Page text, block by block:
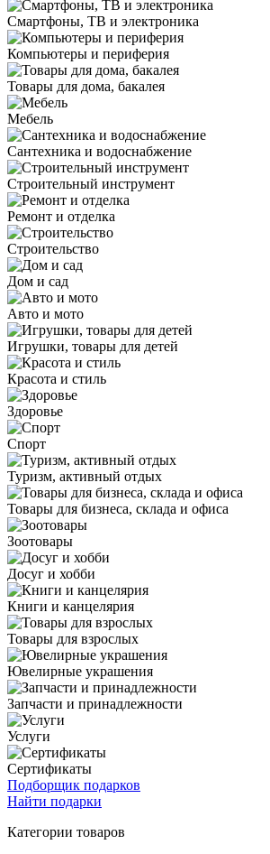
Смартфоны, ТВ и электроника
Компьютеры и периферия
Товары для дома, бакалея
Мебель
Сантехника и водоснабжение
Строительный инструмент
Ремонт и отделка
Строительство
Дом и сад
Авто и мото
Игрушки, товары для детей
Красота и стиль
Здоровье
Спорт
Туризм, активный отдых
Товары для бизнеса, склада и офиса
Зоотовары
Досуг и хобби
Книги и канцелярия
Товары для взрослых
Ювелирные украшения
Запчасти и принадлежности
Услуги
Сертификаты
Подборщик подарков
Найти подарки
Категории товаров